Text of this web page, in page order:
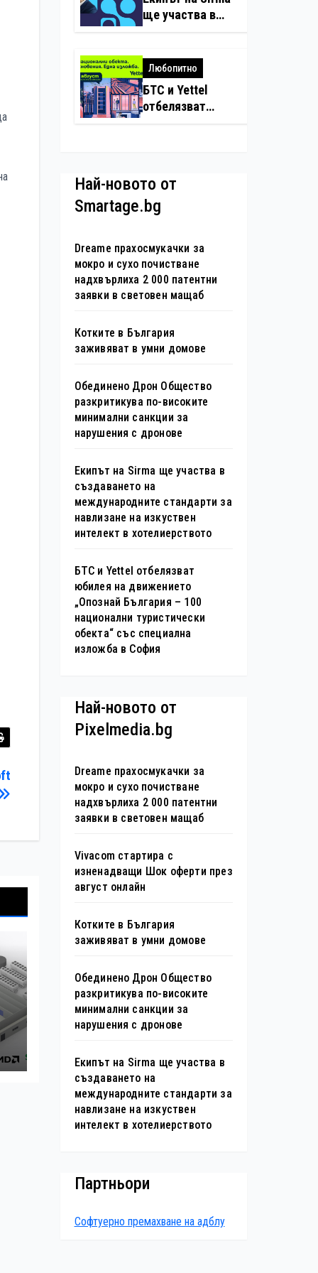
нарушения с
дронове
ще участва в
създаването на
стандарти за
навлизане на
изкуствен
интелект в
Любопитно
БТС и Yettel
отбелязват
национални
туристически
изложба в София
Най-новото от
Smartage.bg
Dreame прахосмукачки за
мокро и сухо почистване
надхвърлиха 2 000 патентни
заявки в световен мащаб
Котките в България
заживяват в умни домове
Обединено Дрон Общество
разкритикува по-високите
минимални санкции за
нарушения с дронове
Екипът на Sirma ще участва в
създаването на
международните стандарти за
навлизане на изкуствен
интелект в хотелиерството
БТС и Yettel отбелязват
юбилея на движението
„Опознай България – 100
национални туристически
обекта“ със специална
изложба в София
Най-новото от
Pixelmedia.bg
Dreame прахосмукачки за
мокро и сухо почистване
надхвърлиха 2 000 патентни
заявки в световен мащаб
Vivacom стартира с
изненадващи Шок оферти през
август онлайн
Котките в България
заживяват в умни домове
Обединено Дрон Общество
разкритикува по-високите
минимални санкции за
нарушения с дронове
Екипът на Sirma ще участва в
създаването на
международните стандарти за
навлизане на изкуствен
интелект в хотелиерството
Партньори
Софтуерно премахване на адблу